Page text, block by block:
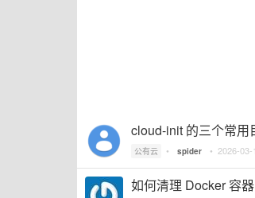
cloud-init 的三个常用
公有云 • spider • 2026-03-
如何清理 Docker 容器